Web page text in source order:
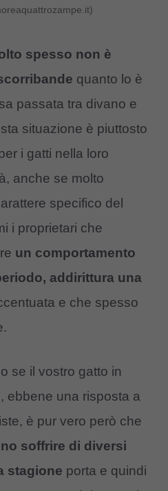
spesso non è
quanto lo è
passata tra divano e
situazione è piuttosto
i gatti nella loro
anche se molto
specifico del
i proprietari che
un comportamento
addirittura una
e che spesso
se il vostro gatto in
ebbene una risposta a
è pur vero però che
soffrire di diversi
stagione porta e quindi